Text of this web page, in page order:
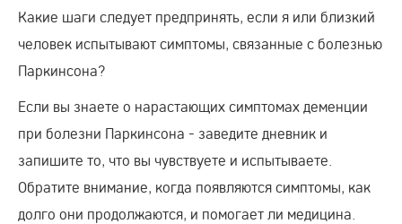
Какие шаги следует предпринять, если я или близкий
человек испытывают симптомы, связанные с болезнью
Паркинсона?
Если вы знаете о нарастающих симптомах деменции
при болезни Паркинсона - заведите дневник и
запишите то, что вы чувствуете и испытываете.
Обратите внимание, когда появляются симптомы, как
долго они продолжаются, и помогает ли медицина.